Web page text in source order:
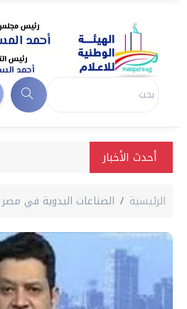
أحدث الأخبار
الرئيسية الصناعات اليدوية في مصر